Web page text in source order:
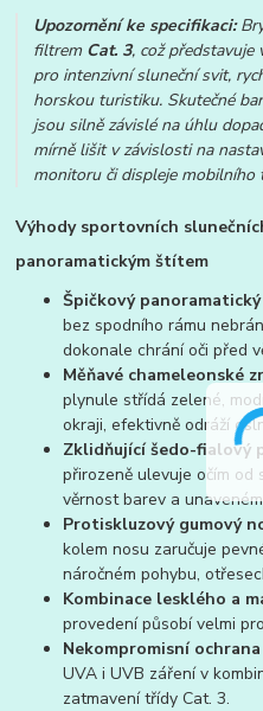
Upozornění ke specifikaci:
filtrem Cat. 3, což představuje
pro intenzivní sluneční svit,
horskou turistiku. Skutečné
jsou silně závislé na úhlu
mírně lišit v závislosti na
monitoru či displeje mobilního
Výhody sportovních
panoramatickým štítem
Špičkový
bez spodního rámu
dokonale chrání oči před
Měňavé chameleonské
plynule střídá zelené,
okraji, efektivně odráží
Zklidňující šedo-fialový
přirozeně ulevuje očím od
věrnost barev a
Protiskluzový gumový
kolem nosu zaručuje
náročném pohybu,
Kombinace lesklého a
provedení působí velmi
Nekompromisní ochrana
UVA i UVB záření v
zatmavení třídy Cat. 3.